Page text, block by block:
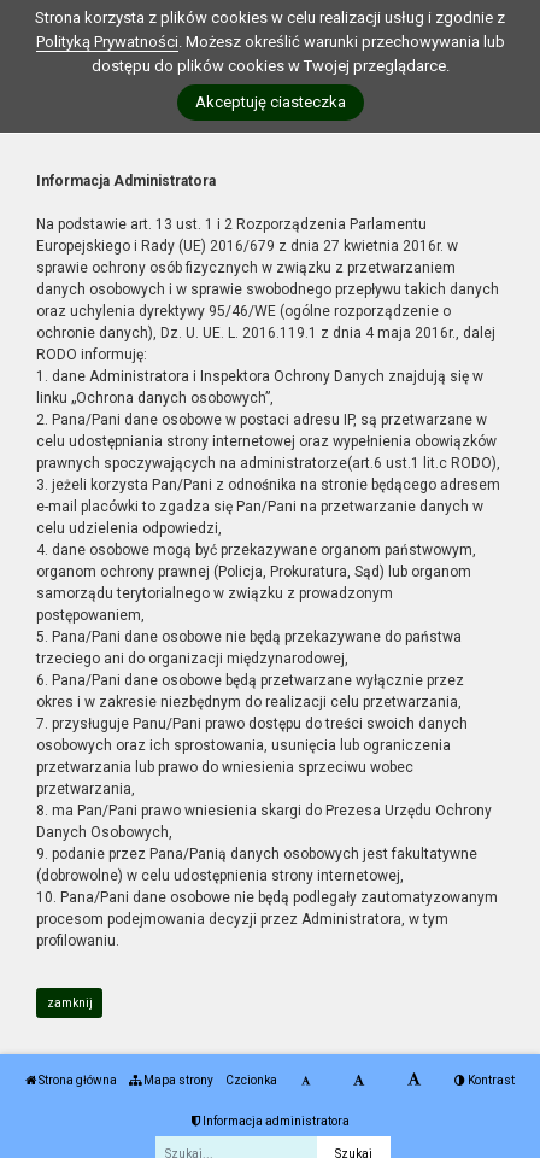
Strona korzysta z plików cookies w celu realizacji usług i zgodnie z
Polityką Prywatności. Możesz określić warunki przechowywania lub
dostępu do plików cookies w Twojej przeglądarce.
Akceptuję ciasteczka
Informacja Administratora
Na podstawie art. 13 ust. 1 i 2 Rozporządzenia Parlamentu
Europejskiego i Rady (UE) 2016/679 z dnia 27 kwietnia 2016r. w
sprawie ochrony osób fizycznych w związku z przetwarzaniem
danych osobowych i w sprawie swobodnego przepływu takich danych
oraz uchylenia dyrektywy 95/46/WE (ogólne rozporządzenie o
ochronie danych), Dz. U. UE. L. 2016.119.1 z dnia 4 maja 2016r., dalej
RODO informuję:
1. dane Administratora i Inspektora Ochrony Danych znajdują się w
linku „Ochrona danych osobowych”,
2. Pana/Pani dane osobowe w postaci adresu IP, są przetwarzane w
celu udostępniania strony internetowej oraz wypełnienia obowiązków
prawnych spoczywających na administratorze(art.6 ust.1 lit.c RODO),
3. jeżeli korzysta Pan/Pani z odnośnika na stronie będącego adresem
e-mail placówki to zgadza się Pan/Pani na przetwarzanie danych w
celu udzielenia odpowiedzi,
4. dane osobowe mogą być przekazywane organom państwowym,
organom ochrony prawnej (Policja, Prokuratura, Sąd) lub organom
samorządu terytorialnego w związku z prowadzonym
postępowaniem,
5. Pana/Pani dane osobowe nie będą przekazywane do państwa
trzeciego ani do organizacji międzynarodowej,
6. Pana/Pani dane osobowe będą przetwarzane wyłącznie przez
okres i w zakresie niezbędnym do realizacji celu przetwarzania,
7. przysługuje Panu/Pani prawo dostępu do treści swoich danych
osobowych oraz ich sprostowania, usunięcia lub ograniczenia
przetwarzania lub prawo do wniesienia sprzeciwu wobec
przetwarzania,
8. ma Pan/Pani prawo wniesienia skargi do Prezesa Urzędu Ochrony
Danych Osobowych,
9. podanie przez Pana/Panią danych osobowych jest fakultatywne
(dobrowolne) w celu udostępnienia strony internetowej,
10. Pana/Pani dane osobowe nie będą podlegały zautomatyzowanym
procesom podejmowania decyzji przez Administratora, w tym
profilowaniu.
zamknij
Strona główna Mapa strony Czcionka Kontrast
Informacja administratora